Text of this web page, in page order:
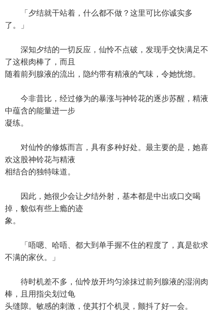
「夕结就干站着，什么都不做？这里可比你诚实多
了。」
深知夕结的一切反应，仙怜不点破，发现手交快满足不
了这根肉棒了，而且
随着前列腺液的流出，隐约带有精液的气味，令她恍惚。
今非昔比，经过修为的暴涨与神铃花的逐步苏醒，精液
中蕴含的能量进一步
凝练。
对仙怜的修炼而言，具有多种好处。最主要的是，她喜
欢这股神铃花与精液
相结合的独特味道。
因此，她很少会让夕结外射，基本都是中出或口交喝
掉，貌似有些上瘾的迹
象。
「唔嗯、哈唔、都大到单手握不住的程度了，真是欲求
不满的家伙。」
待时机差不多，仙怜放开均匀涂抹过前列腺液的湿润肉
棒，且用指尖划过龟
头缝隙。敏感的刺激，使其打个机灵，颤抖了好一会。